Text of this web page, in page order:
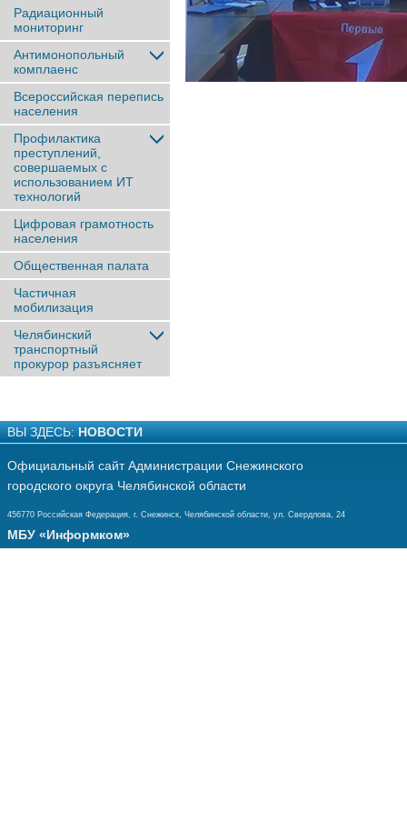
Радиационный
мониторинг
Антимонопольный
комплаенс
Всероссийская перепись
населения
Профилактика
преступлений,
совершаемых с
использованием ИТ
технологий
Цифровая грамотность
населения
Общественная палата
Частичная
мобилизация
Челябинский
транспортный
прокурор разъясняет
ВЫ ЗДЕСЬ: НОВОСТИ
Официальный сайт Администрации Снежинского
городского округа Челябинской области
456770 Российская Федерация, г. Снежинск, Челябинской области, ул. Свердлова, 24
МБУ «Информком»